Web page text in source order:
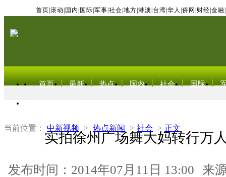
首页 滚动 国内 国际 军事 社会 地方 港澳 台湾 华人 侨网 财经 金融
首页 最新 热点 国内 社会 国际
当前位置： 中新视频 > 热点新闻 > 社会 > 正文
实拍徐州广场舞大妈转行万
发布时间：2014年07月11日 13:00 来